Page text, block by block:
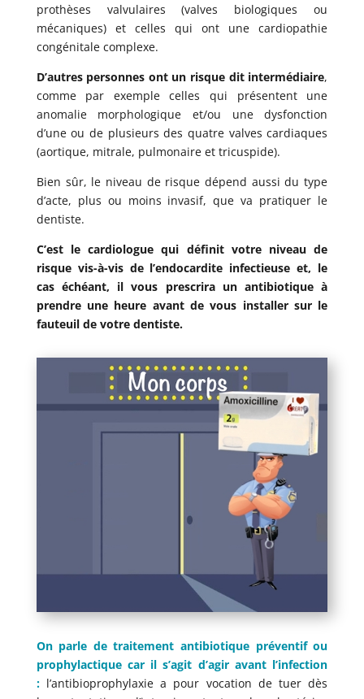
prothèses valvulaires (valves biologiques ou
mécaniques) et celles qui ont une cardiopathie
congénitale complexe.
D’autres personnes ont un risque dit intermédiaire,
comme par exemple celles qui présentent une
anomalie morphologique et/ou une dysfonction
d’une ou de plusieurs des quatre valves cardiaques
(aortique, mitrale, pulmonaire et tricuspide).
Bien sûr, le niveau de risque dépend aussi du type
d’acte, plus ou moins invasif, que va pratiquer le
dentiste.
C’est le cardiologue qui définit votre niveau de
risque vis-à-vis de l’endocardite infectieuse et, le
cas échéant, il vous prescrira un antibiotique à
prendre une heure avant de vous installer sur le
fauteuil de votre dentiste.
On parle de traitement antibiotique préventif ou
prophylactique car il s’agit d’agir avant l’infection
:l’antibioprophylaxie a pour vocation de tuer dès